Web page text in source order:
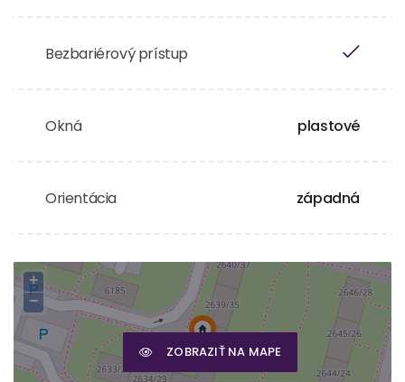
Bezbariérový prístup
Okná plastové
Orientácia západná
ZOBRAZIŤ NA MAPE
+
−